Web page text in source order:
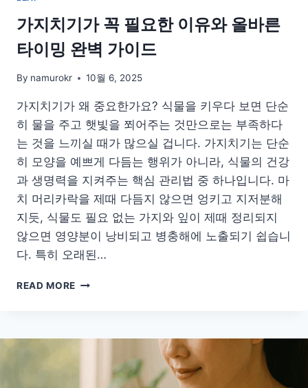
물
노
하
우
가지치기가 꼭 필요한 이유와 올바른
타이밍 완벽 가이드
By namurokr 10월 6, 2025
가지치기가 왜 중요한가요? 식물을 키우다 보면 단순
히 물을 주고 햇빛을 쬐어주는 것만으로는 부족하다
는 것을 느끼실 때가 많으실 겁니다. 가지치기는 단순
히 모양을 예쁘게 다듬는 행위가 아니라, 식물의 건강
과 생명력을 지켜주는 핵심 관리법 중 하나입니다. 마
치 머리카락을 제때 다듬지 않으면 엉키고 지저분해
지듯, 식물도 필요 없는 가지와 잎이 제때 정리되지
않으면 영양분이 낭비되고 병충해에 노출되기 쉽습니
다. 특히 오래된…
READ MORE 가
가